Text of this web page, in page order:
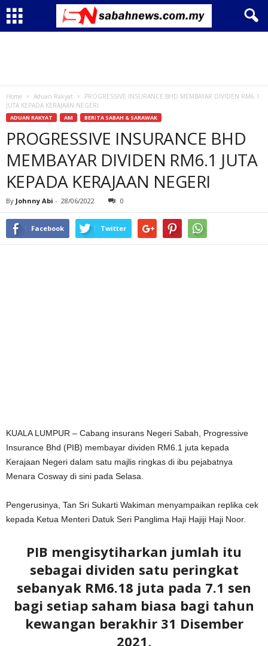
Home Aduan Rakyat
PROGRESSIVE INSURANCE BHD MEMBAYAR DIVIDEN RM6.1
JUTA KEPADA KERAJAAN NEGERI
ADUAN RAKYAT AM BERITA SABAH & SARAWAK
PROGRESSIVE INSURANCE BHD
MEMBAYAR DIVIDEN RM6.1 JUTA
KEPADA KERAJAAN NEGERI
By Johnny Abi - 28/06/2022 0
Facebook Twitter
KUALA LUMPUR – Cabang insurans Negeri Sabah, Progressive
Insurance Bhd (PIB) membayar dividen RM6.1 juta kepada
Kerajaan Negeri dalam satu majlis ringkas di ibu pejabatnya
Menara Cosway di sini pada Selasa.
Pengerusinya, Tan Sri Sukarti Wakiman menyampaikan replika cek
kepada Ketua Menteri Datuk Seri Panglima Haji Hajiji Haji Noor.
PIB mengisytiharkan jumlah itu
sebagai dividen satu peringkat
sebanyak RM6.18 juta pada 7.1 sen
bagi setiap saham biasa bagi tahun
kewangan berakhir 31 Disember
2021.